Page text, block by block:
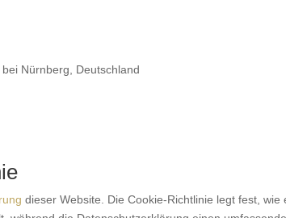
Nürnberg, Deutschland
dieser Website. Die Cookie-Richtlinie legt fest, wie